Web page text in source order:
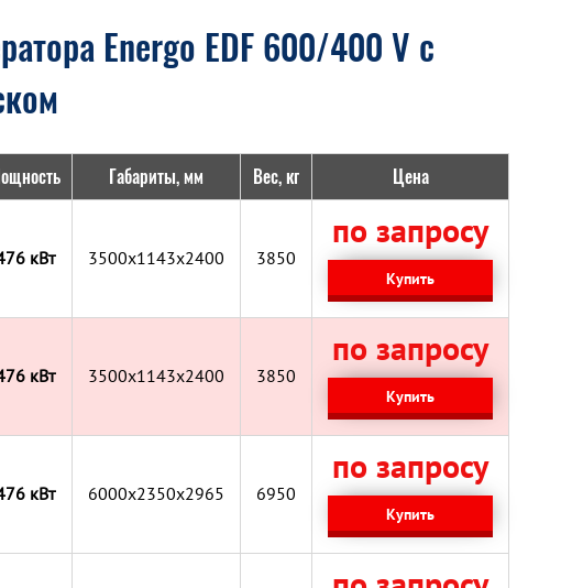
Energo EDF 600/400 V с
Габариты, мм Вес, кг Цена
кВт 3500x1143x2400 3850
по запросу
Купить
кВт 3500x1143x2400 3850
по запросу
Купить
кВт 6000х2350х2965 6950
по запросу
Купить